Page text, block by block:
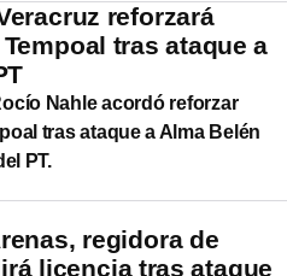
reforzará
tras ataque a
Nahle acordó reforzar
tras ataque a Alma Belén
PT.
regidora de
licencia tras ataque